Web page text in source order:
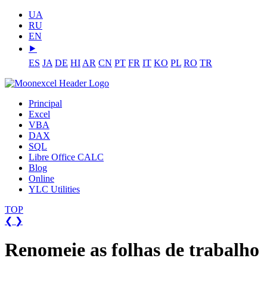
UA
RU
EN
⯈
ES JA DE HI AR CN PT FR IT KO PL RO TR
Principal
Excel
VBA
DAX
SQL
Libre Office CALC
Blog
Online
YLC Utilities
TOP
❮ ❯
Renomeie as folhas de trabalho